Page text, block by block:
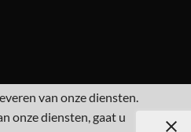
van onze diensten.
onze diensten, gaat u